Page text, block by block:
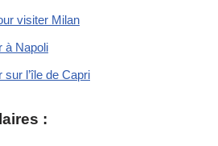
visiter Milan
à Napoli
l’île de Capri
: